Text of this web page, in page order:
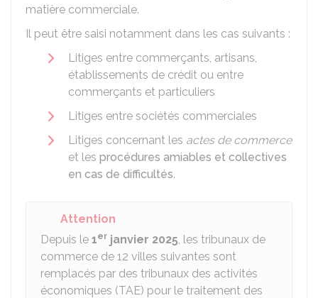
matière commerciale.
Il peut être saisi notamment dans les cas suivants :
Litiges entre commerçants, artisans,
établissements de crédit ou entre
commerçants et particuliers
Litiges entre sociétés commerciales
Litiges concernant les actes de commerce
et les procédures amiables et collectives
en cas de difficultés.
Attention
Depuis le 1er janvier 2025, les tribunaux de
commerce de 12 villes suivantes sont
remplacés par des tribunaux des activités
économiques (TAE) pour le traitement des